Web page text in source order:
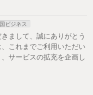
ビジネス
まして、誠にありがとう
これまでご利用いただい
サービスの拡充を企画し